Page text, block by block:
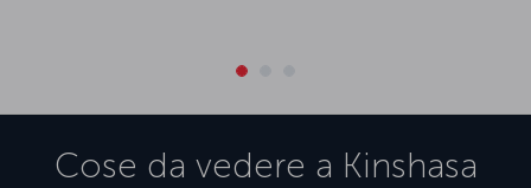
Cose da vedere a Kinshasa